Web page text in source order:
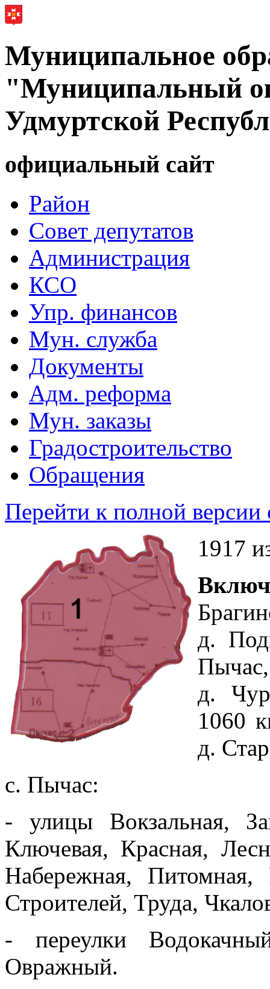
Муниципальное
"Муниципальный
Удмуртской
официальный сайт
Район
Совет депутатов
Администрация
КСО
Упр. финансов
Мун. служба
Документы
Адм. реформа
Мун. заказы
Градостроительство
Обращения
Перейти к полной версии
1917
д.
д.
1060
д.
с. Пычас:
- улицы Вокзальная,
Ключевая, Красная,
Набережная, Питомная,
Строителей, Труда,
- переулки
Овражный.